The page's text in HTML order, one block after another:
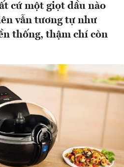
cứ một giọt dầu nào
vẫn tương tự như
thống, thậm chí còn